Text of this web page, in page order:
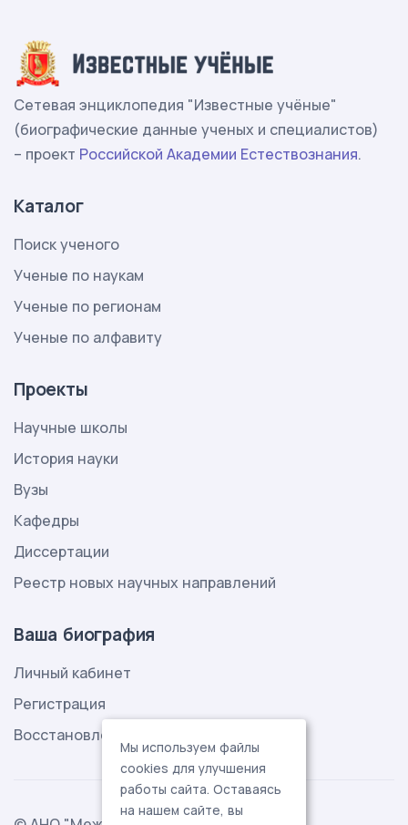
Сетевая энциклопедия "Известные учёные"
(биографические данные ученых и специалистов)
– проект Российской Академии Естествознания.
Каталог
Поиск ученого
Ученые по наукам
Ученые по регионам
Ученые по алфавиту
Проекты
Научные школы
История науки
Вузы
Кафедры
Диссертации
Реестр новых научных направлений
Ваша биография
Личный кабинет
Регистрация
Восстановление пароля
Мы используем файлы
cookies для улучшения
работы сайта. Оставаясь
на нашем сайте, вы